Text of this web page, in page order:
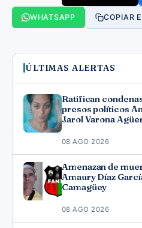
WHATSAPP COPIAR
ÚLTIMAS ALERTAS
Ratifican
presos políticos
Jarol Varona
08 AGO 2026
Amenazan de
Amaury Díaz
Camagüey
08 AGO 2026